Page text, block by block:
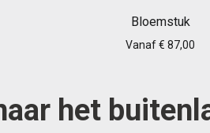
Bloemstuk
Vanaf € 87,00
het